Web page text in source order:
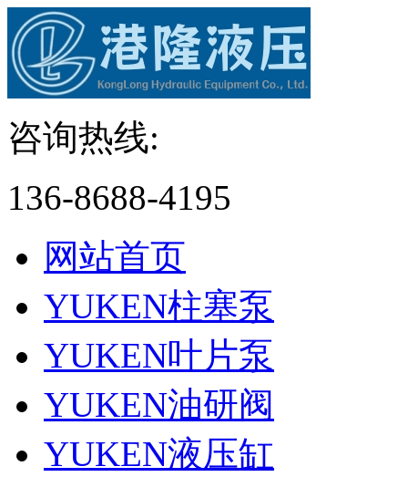
咨询热线:
136-8688-4195
网站首页
YUKEN柱塞泵
YUKEN叶片泵
YUKEN油研阀
YUKEN液压缸